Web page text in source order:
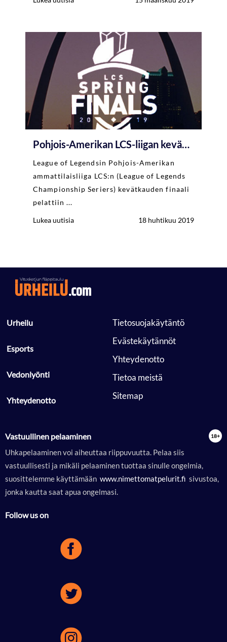
Pohjois-Amerikan LCS-liigan kevään mestari selvillä
League of Legendsin Pohjois-Amerikan
ammattilaisliiga LCS:n (League of Legends
Championship Seriers) kevätkauden finaali
pelattiin ...
Lukea uutisia 18 huhtikuu 2019
Urheilu
Esports
Vedonlyönti
Yhteydenotto
Tietosuojakäytäntö
Evästekäytännöt
Yhteydenotto
Tietoa meistä
Sitemap
Vastuullinen pelaaminen
Uhkapelaaminen voi aiheuttaa riippuvuutta. Pelaa siis
vastuullisesti ja mikäli pelaaminen tuottaa sinulle ongelmia,
suosittelemme käyttämään www.nimettomatpelurit.fi sivustoa,
jonka kautta saat apua ongelmasi.
Follow us on